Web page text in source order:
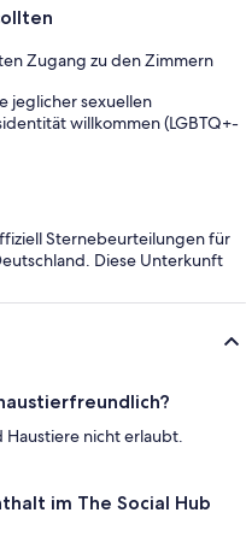
Zugang zu den Zimmern
jeglicher sexuellen
willkommen (LGBTQ+-
Sternebeurteilungen für
Diese Unterkunft
nicht erlaubt.
im The Social Hub